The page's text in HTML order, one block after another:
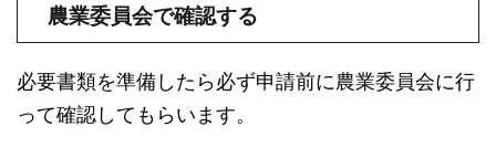
農業委員会で確認する
必要書類を準備したら必ず申請前に農業委員会に行
って確認してもらいます。